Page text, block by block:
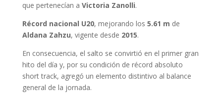
que pertenecían a Victoria Zanolli.
Récord nacional U20, mejorando los 5.61 m de
Aldana Zahzu, vigente desde 2015.
En consecuencia, el salto se convirtió en el primer gran
hito del día y, por su condición de récord absoluto
short track, agregó un elemento distintivo al balance
general de la jornada.